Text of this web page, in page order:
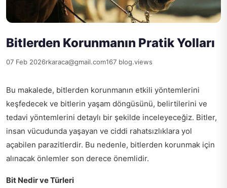
Bitlerden Korunmanın Pratik Yolları
07 Feb 2026rkaraca@gmail.com167 blog.views
Bu makalede, bitlerden korunmanın etkili yöntemlerini
keşfedecek ve bitlerin yaşam döngüsünü, belirtilerini ve
tedavi yöntemlerini detaylı bir şekilde inceleyeceğiz. Bitler,
insan vücudunda yaşayan ve ciddi rahatsızlıklara yol
açabilen parazitlerdir. Bu nedenle, bitlerden korunmak için
alınacak önlemler son derece önemlidir.
Bit Nedir ve Türleri